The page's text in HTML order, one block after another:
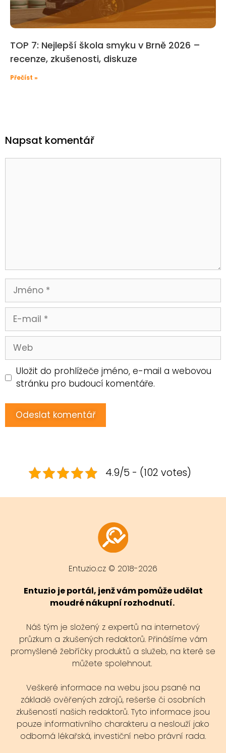
TOP 7: Nejlepší škola smyku v Brně 2026 –⁠
recenze, zkušenosti, diskuze
Přečíst »
Napsat komentář
Uložit do prohlížeče jméno, e-mail a webovou
stránku pro budoucí komentáře.
4.9/5 - (102 votes)
Entuzio.cz © 2018-2026
Entuzio je portál, jenž vám pomůže udělat
moudré nákupní rozhodnutí.
Náš tým je složený z expertů na internetový
průzkum a zkušených redaktorů. Přinášíme vám
promyšlené žebříčky produktů a služeb, na které se
můžete spolehnout.
Veškeré informace na webu jsou psané na
základě ověřených zdrojů, rešerše či osobních
zkušeností našich redaktorů. Tyto informace jsou
pouze informativního charakteru a neslouží jako
odborná lékařská, investiční nebo právní rada.